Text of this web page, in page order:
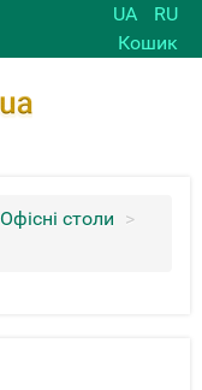
UA
RU
Кошик
Офісні столи >